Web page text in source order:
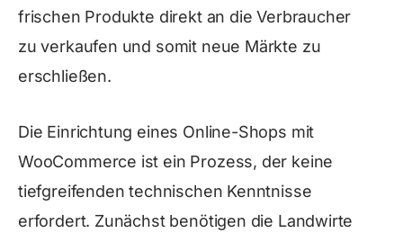
frischen Produkte direkt an die Verbraucher
zu verkaufen und somit neue Märkte zu
erschließen.
Die Einrichtung eines Online-Shops mit
WooCommerce ist ein Prozess, der keine
tiefgreifenden technischen Kenntnisse
erfordert. Zunächst benötigen die Landwirte